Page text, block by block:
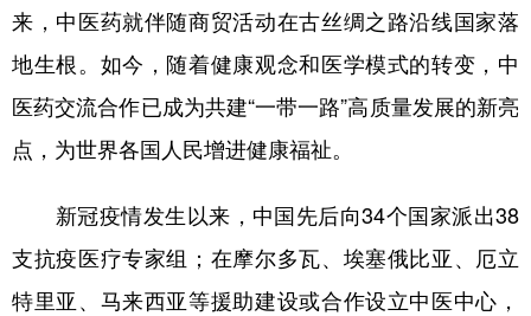
来，中医药就伴随商贸活动在古丝绸之路沿线国家落
地生根。如今，随着健康观念和医学模式的转变，中
医药交流合作已成为共建“一带一路”高质量发展的新亮
点，为世界各国人民增进健康福祉。
新冠疫情发生以来，中国先后向34个国家派出38
支抗疫医疗专家组；在摩尔多瓦、埃塞俄比亚、厄立
特里亚、马来西亚等援助建设或合作设立中医中心，